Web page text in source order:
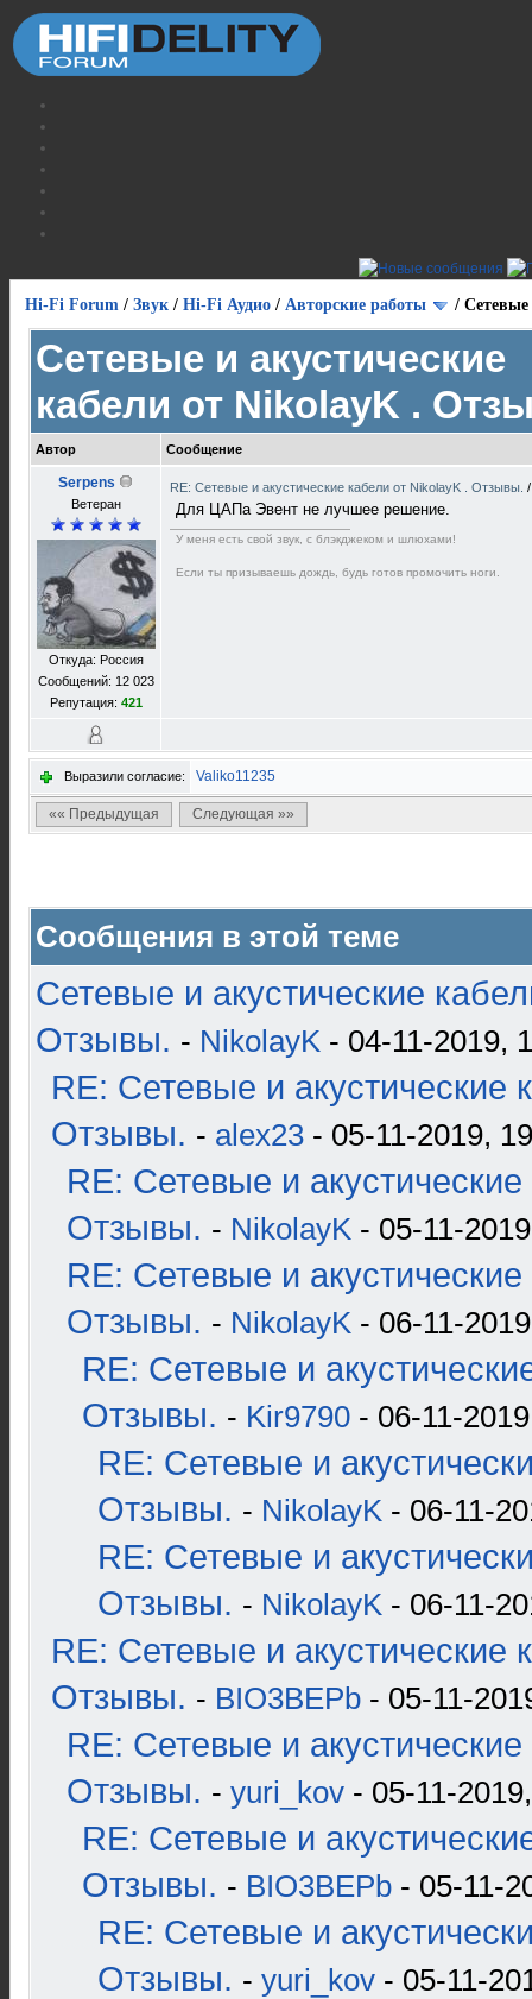
Hi-Fi Forum / Звук / Hi-Fi Аудио / Авторские работы /
Сетевые и акустические
кабели от NikolayK .
Автор Сообщение
Serpens
Ветеран
Откуда: Россия
Сообщений: 12 023
Репутация: 421
RE: Сетевые и акустические кабели от NikolayK . Отзывы.
Для ЦАПа Эвент не лучшее решение.
У меня есть свой звук, с блэкджеком и шлюхами!
Если ты призываешь дождь, будь готов промочить ноги.
Выразили согласие: Valiko11235
«« Предыдущая Следующая »»
Сообщения в этой теме
Сетевые и акустические
Отзывы. - NikolayK - 04-11-2019,
RE: Сетевые и акустические
Отзывы. - alex23 - 05-11-2019,
RE: Сетевые и
Отзывы. - NikolayK - 05-11-
RE: Сетевые и
Отзывы. - NikolayK - 06-11-
RE: Сетевые и
Отзывы. - Kir9790 - 06-11-
RE: Сетевые и
Отзывы. - NikolayK - 06-11-
RE: Сетевые и
Отзывы. - NikolayK - 06-11-
RE: Сетевые и акустические
Отзывы. - BIO3BEPb - 05-11-
RE: Сетевые и
Отзывы. - yuri_kov - 05-11-
RE: Сетевые и
Отзывы. - BIO3BEPb - 05-11-
RE: Сетевые и
Отзывы. - yuri_kov - 05-11-